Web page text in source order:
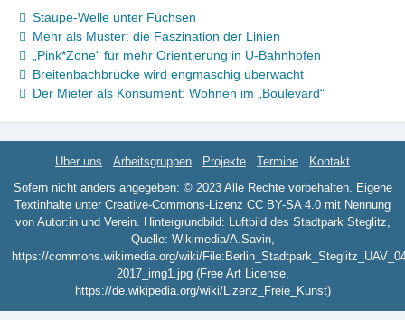
Staupe-Welle unter Füchsen
Mehr als Muster: die Faszination der Linien
„Pink*Zone“ für mehr Orientierung in U-Bahnhöfen
Breitenbachbrücke wird engmaschig überwacht
Der Mieter als Konsument: Wohnen im „Boulevard“
Über uns Arbeitsgruppen Projekte Termine
Kontakt
Sofern nicht anders angegeben: © 2023 Alle Rechte vorbehalten. Eigene
Textinhalte unter Creative-Commons-Lizenz CC BY-SA 4.0 mit Nennung
von Autor:in und Verein. Hintergrundbild: Luftbild des Stadtpark Steglitz,
Quelle: Wikimedia/A.Savin,
https://commons.wikimedia.org/wiki/
2017_img1.jpg (Free Art License,
https://de.wikipedia.org/wiki/Lizenz_Freie_Kunst)